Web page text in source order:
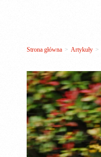
Strona główna > Artykuły >